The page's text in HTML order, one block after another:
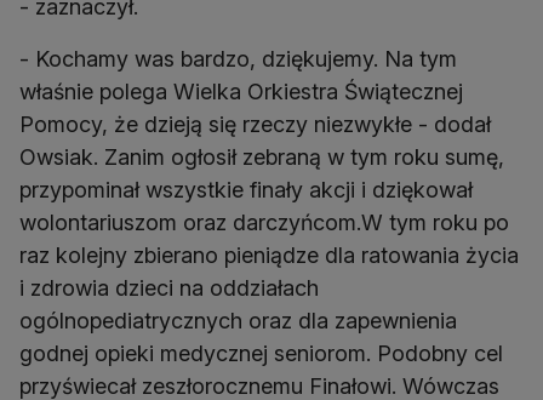
- zaznaczył.
- Kochamy was bardzo, dziękujemy. Na tym
właśnie polega Wielka Orkiestra Świątecznej
Pomocy, że dzieją się rzeczy niezwykłe - dodał
Owsiak. Zanim ogłosił zebraną w tym roku sumę,
przypominał wszystkie finały akcji i dziękował
wolontariuszom oraz darczyńcom.W tym roku po
raz kolejny zbierano pieniądze dla ratowania życia
i zdrowia dzieci na oddziałach
ogólnopediatrycznych oraz dla zapewnienia
godnej opieki medycznej seniorom. Podobny cel
przyświecał zeszłorocznemu Finałowi. Wówczas